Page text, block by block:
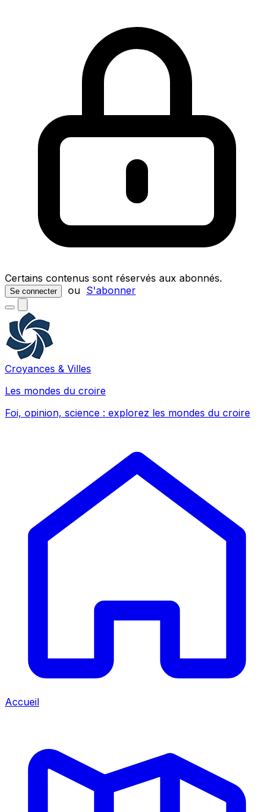
Certains contenus sont réservés aux abonnés.
Se connecter ou S'abonner
Croyances & Villes
Les mondes du croire
Foi, opinion, science : explorez les mondes du croire
Accueil